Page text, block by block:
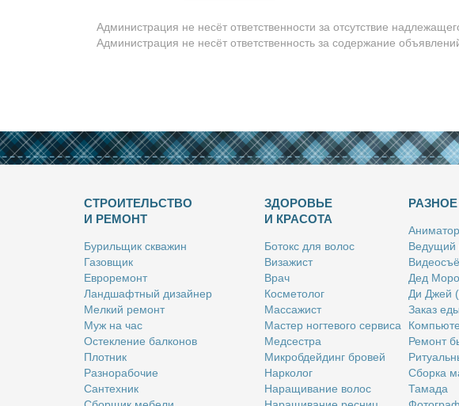
Администрация не несёт ответственности за отсутствие
Администрация не несёт ответственность за содержание
СТРОИТЕЛЬСТВО
И РЕМОНТ
Бу­риль­щик сква­жин
Га­зов­щик
Ев­ро­ре­монт
Ланд­шафт­ный ди­зай­нер
Мел­кий ре­монт
Муж на час
Остек­ле­ние бал­ко­нов
Плот­ник
Раз­но­ра­бо­чие
Сан­тех­ник
ЗДОРОВЬЕ
И КРАСОТА
Бо­токс для во­лос
Ви­за­жист
Врач
Кос­ме­то­лог
Мас­са­жист
Ма­стер ног­те­во­го сер­ви­са
Мед­сест­ра
Мик­роб­дей­динг бро­вей
Нар­ко­лог
На­ра­щи­ва­ние во­лос
РАЗНОЕ
Ани­ма­тор
Ве­ду­щий
Дед
Ди Джей
За­каз еды
Ре­монт
Сбор­ка
Та­ма­да